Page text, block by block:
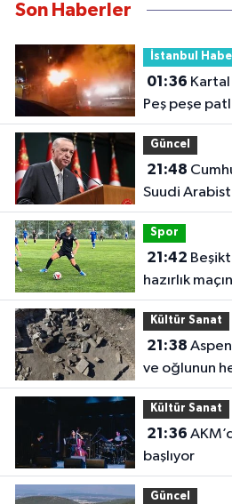
Son Haberler
İstanbul
01:36
Peş peşe
oldu
Güncel
21:48
Suudi
Spor
21:42
hazırlık
mağlup etti
Kültür Sanat
21:38
ve oğlunun
Kültür Sanat
21:36
başlıyor
Güncel